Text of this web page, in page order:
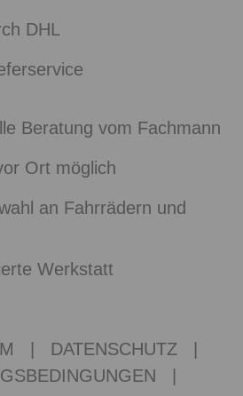
DHL
Beratung vom Fachmann
Ort möglich
an Fahrrädern und
Werkstatt
DATENSCHUTZ